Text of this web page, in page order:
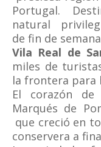
Portugal.
natural
de fin de
Vila Real de
miles de
la frontera para
El corazón
Marqués de
que creció en
conservera a